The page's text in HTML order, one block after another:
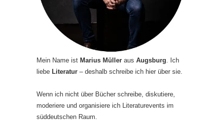
Mein Name ist Marius Müller aus Augsburg . Ich
liebe Literatur – deshalb schreibe ich hier über sie.
Wenn ich nicht über Bücher schreibe, diskutiere,
moderiere und organisiere ich Literaturevents im
süddeutschen Raum.